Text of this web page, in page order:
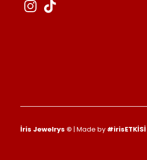
İris Jewelrys © | Made by #irisETKİSİ